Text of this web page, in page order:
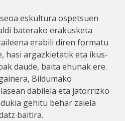
eskultura ospetsuen
baterako erakusketa
erabili diren formatu
hasi argazkietatik eta ikus-
daude, baita ehunak ere.
Bildumako
dabilela eta jatorrizko
gehitu behar zaiela
baitira.